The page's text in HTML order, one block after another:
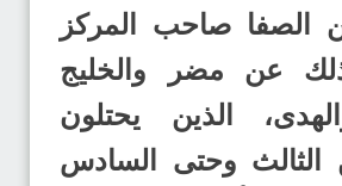
الصفا صاحب المركز
عن مضر والخليج
الذين يحتلون
الثالث وحتى السادس